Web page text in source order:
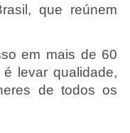
que reúnem
em mais de 60
levar qualidade,
de todos os